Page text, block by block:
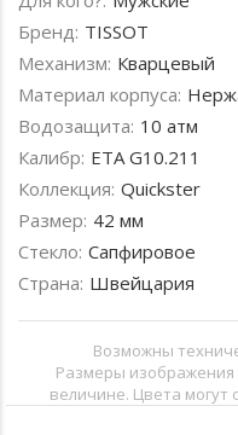
Бренд: TISSOT
Механизм: Кварцевый
Материал корпуса:
Водозащита: 10 атм
Калибр: ETA G10.211
Коллекция: Quickster
Размер: 42 мм
Стекло: Сапфировое
Страна: Швейцария
Возможны
Размеры изображения
величине. Цвета могут